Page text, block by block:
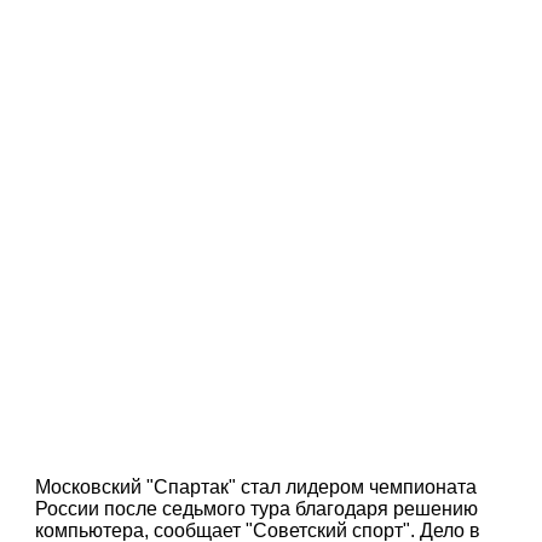
Московский "Спартак" стал лидером чемпионата
России после седьмого тура благодаря решению
компьютера, сообщает "Советский спорт". Дело в